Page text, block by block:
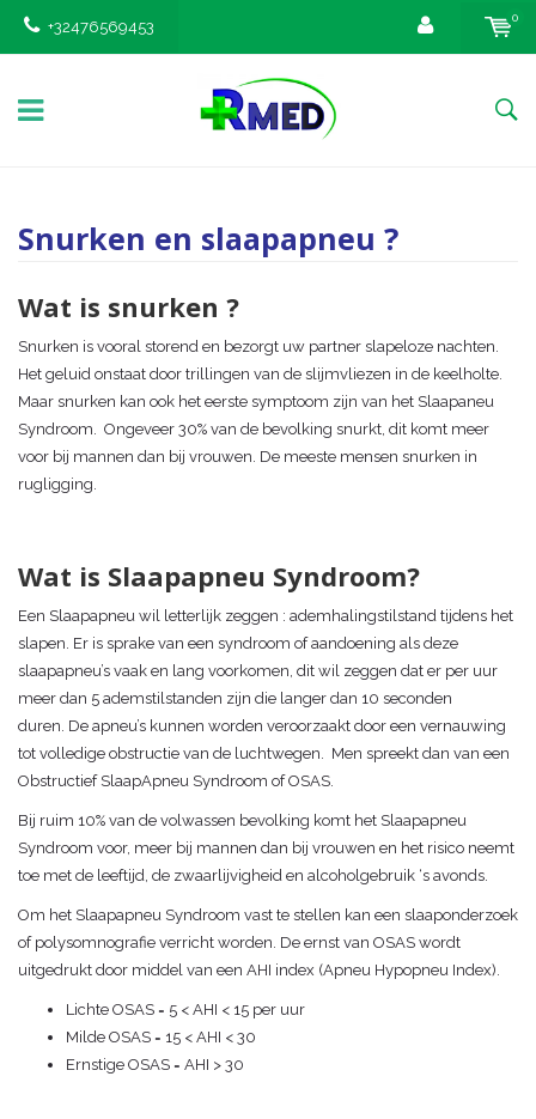
+32476569453
0
Snurken en slaapapneu ?
Wat is snurken ?
Snurken is vooral storend en bezorgt uw partner slapeloze nachten.
Het geluid onstaat door trillingen van de slijmvliezen in de keelholte.
Maar snurken kan ook het eerste symptoom zijn van het Slaapaneu
Syndroom. Ongeveer 30% van de bevolking snurkt, dit komt meer
voor bij mannen dan bij vrouwen. De meeste mensen snurken in
rugligging.
Wat is Slaapapneu Syndroom?
Een Slaapapneu wil letterlijk zeggen : ademhalingstilstand tijdens het
slapen. Er is sprake van een syndroom of aandoening als deze
slaapapneu’s vaak en lang voorkomen, dit wil zeggen dat er per uur
meer dan 5 ademstilstanden zijn die langer dan 10 seconden
duren. De apneu’s kunnen worden veroorzaakt door een vernauwing
tot volledige obstructie van de luchtwegen. Men spreekt dan van een
Obstructief SlaapApneu Syndroom of OSAS.
Bij ruim 10% van de volwassen bevolking komt het Slaapapneu
Syndroom voor, meer bij mannen dan bij vrouwen en het risico neemt
toe met de leeftijd, de zwaarlijvigheid en alcoholgebruik ‘s avonds.
Om het Slaapapneu Syndroom vast te stellen kan een slaaponderzoek
of polysomnografie verricht worden. De ernst van OSAS wordt
uitgedrukt door middel van een AHI index (Apneu Hypopneu Index).
Lichte OSAS = 5 < AHI < 15 per uur
Milde OSAS = 15 < AHI < 30
Ernstige OSAS = AHI > 30